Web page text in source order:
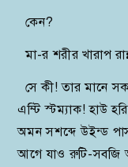
কেন?
মা-র শরীর খারাপ
সে কী! তার মানে
এম্টি স্টম্যাক! হাউ
অমন সশব্দে উইন্ড
আগে যাও রুটি-সবজি